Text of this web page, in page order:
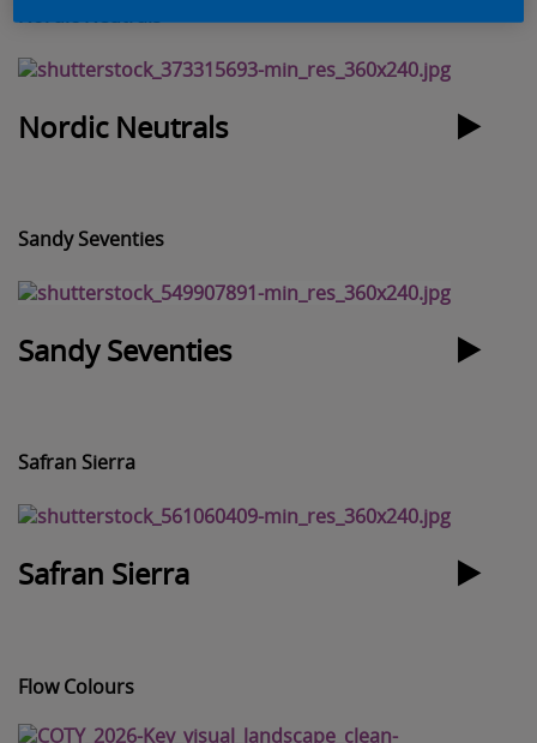
Nordic Neutrals
Nordic Neutrals
Sandy Seventies
Sandy Seventies
Safran Sierra
Safran Sierra
Flow Colours